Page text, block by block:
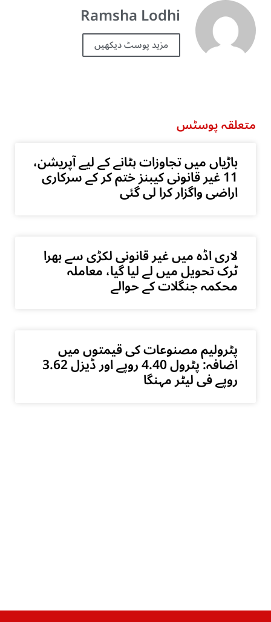
Ramsha Lodhi
مزید پوسٹ دیکھیں
متعلقہ پوسٹس
باڑیاں میں تجاوزات ہٹانے کے لیے آپریشن،
11 غیر قانونی کیبنز ختم کر کے سرکاری
اراضی واگزار کرا لی گئی
لاری اڈہ میں غیر قانونی لکڑی سے بھرا
ٹرک تحویل میں لے لیا گیا، معاملہ
محکمہ جنگلات کے حوالے
پٹرولیم مصنوعات کی قیمتوں میں
اضافہ: پٹرول 4.40 روپے اور ڈیزل 3.62
روپے فی لیٹر مہنگا